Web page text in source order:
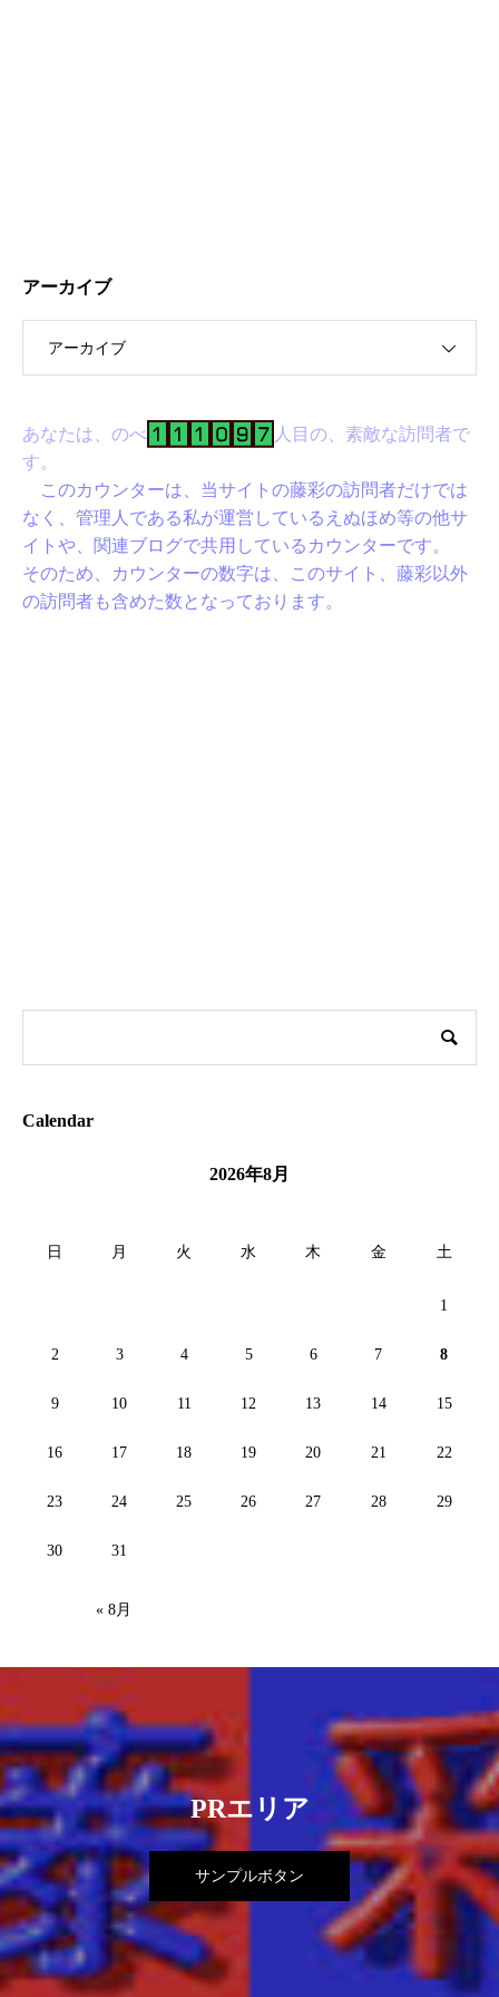
アーカイブ
アーカイブ
あなたは、のべ
人目の、素敵な訪問者で
す。
このカウンターは、当サイトの藤彩の訪問者だけでは
なく、管理人である私が運営しているえぬほめ等の他サ
イトや、関連ブログで共用しているカウンターです。
そのため、カウンターの数字は、このサイト、藤彩以外
の訪問者も含めた数となっております。
Calendar
2026年8月
日 月 火 水 木 金 土
1
2 3 4 5 6 7 8
9 10 11 12 13 14 15
16 17 18 19 20 21 22
23 24 25 26 27 28 29
30 31
« 8月
PRエリア
サンプルボタン